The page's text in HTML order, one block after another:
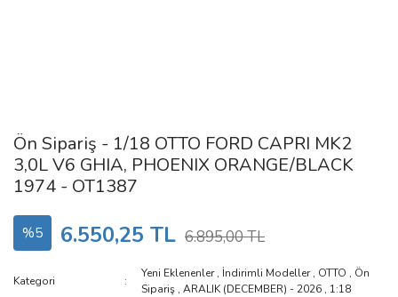
Ön Sipariş - 1/18 OTTO FORD CAPRI MK2
3,0L V6 GHIA, PHOENIX ORANGE/BLACK
1974 - OT1387
%5 6.550,25 TL 6.895,00 TL
Kategori
Yeni Eklenenler, İndirimli Modeller, OTTO , Ön
Sipariş ,ARALIK (DECEMBER) - 2026 , 1:18